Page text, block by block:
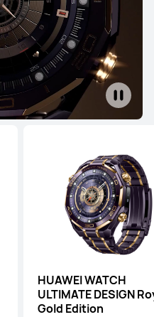
HUAWEI WATCH
ULTIMATE DESIGN
Gold Edition